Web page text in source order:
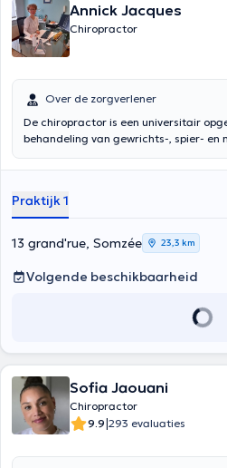
Annick Jacques
Chiropractor
Over de zorgverlener
De chiropractor is een universitair
behandeling van gewrichts-, spier- en
Chiropractie is een manuele therapie.
Praktijk 1
13 grand'rue, Somzée 23,3 km
Volgende beschikbaarheid
Sofia Jaouani
Chiropractor
9.9|293 evaluaties